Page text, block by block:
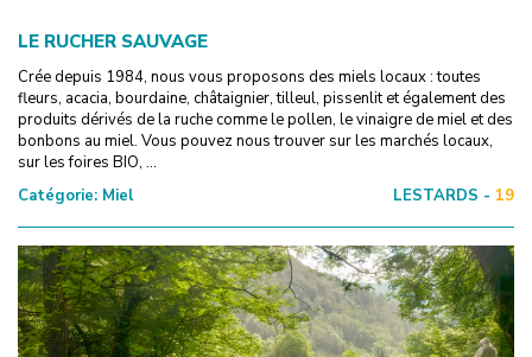
LE RUCHER SAUVAGE
Crée depuis 1984, nous vous proposons des miels locaux : toutes
fleurs, acacia, bourdaine, châtaignier, tilleul, pissenlit et également des
produits dérivés de la ruche comme le pollen, le vinaigre de miel et des
bonbons au miel. Vous pouvez nous trouver sur les marchés locaux,
sur les foires BIO, ...
Catégorie: Miel LESTARDS - 19